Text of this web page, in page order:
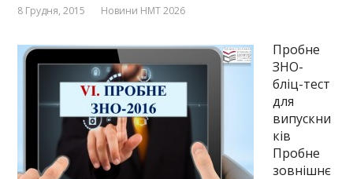
8 Грудня, 2015 Новини НМТ 2026
Пробне
ЗНО-
бліц-тест
для
випускни
ків
Пробне
зовнішнє